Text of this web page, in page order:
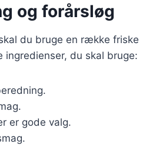
og forårsløg
du bruge en række friske
du skal bruge:
er gode valg.